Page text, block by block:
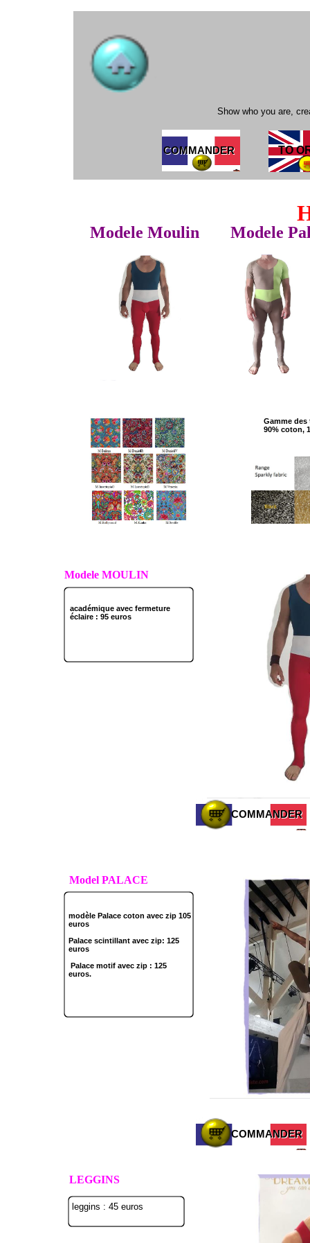
Show who you are,
POUR COMMANDER
POUR COMMANDER TO
COMMANDER
COMMANDER
Modele Moulin Modele
Modele MOULIN
Model PALACE
COMMANDER
COMMANDER
LEGGINS
leggins : 45 euros
académique avec fermeture
éclaire : 95 euros
Gamme
90% coton,
modèle Palace coton avec zip 105
euros
Palace scintillant avec zip: 125
euros
Palace motif avec zip : 125
euros.